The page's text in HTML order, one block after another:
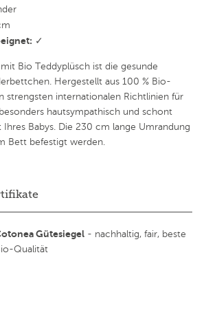
✓
Bio Teddyplüsch ist die gesunde
Hergestellt aus 100 % Bio-
strengsten internationalen Richtlinien für
hautsympathisch und schont
Babys. Die 230 cm lange Umrandung
Bett befestigt werden.
Gütesiegel - nachhaltig, fair, beste
Qualität